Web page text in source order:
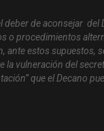
deber de aconsejar
o procedimientos
estos supuestos,
la vulneración del
que el Decano